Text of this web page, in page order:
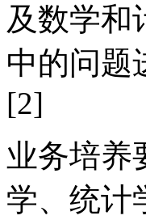
及数学和
中的问题
[2]
业务培养
学、统计